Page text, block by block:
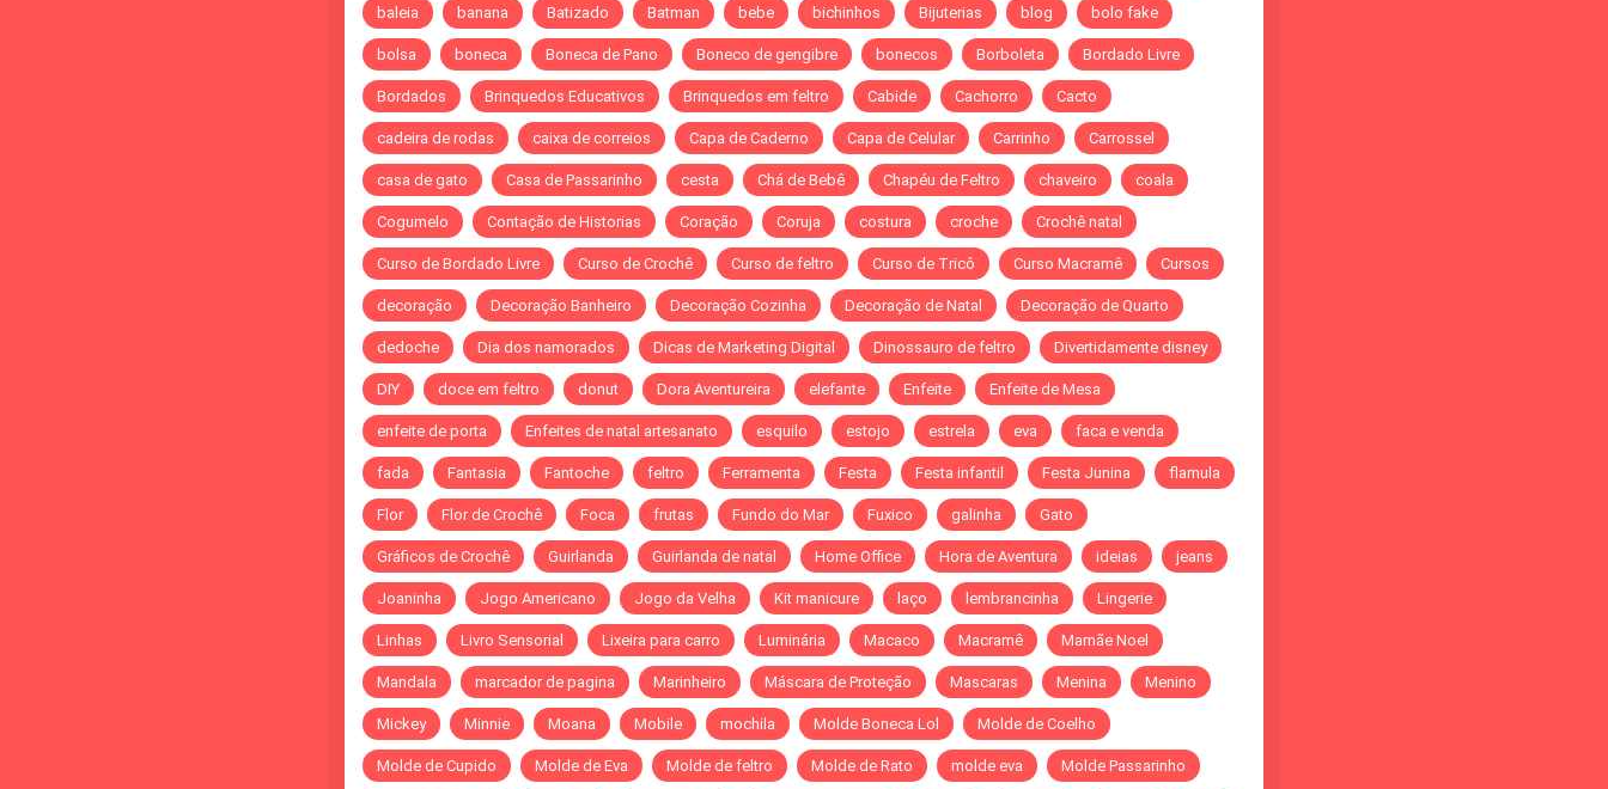
baleia banana Batizado Batman bebe bichinhos Bijuterias blog bolo fake
bolsa boneca Boneca de Pano Boneco de gengibre bonecos Borboleta Bordado Livre
Bordados Brinquedos Educativos Brinquedos em feltro Cabide Cachorro Cacto
cadeira de rodas caixa de correios Capa de Caderno Capa de Celular Carrinho Carrossel
casa de gato Casa de Passarinho cesta Chá de Bebê Chapéu de Feltro chaveiro coala
Cogumelo Contação de Historias Coração Coruja costura croche Crochê natal
Curso de Bordado Livre Curso de Crochê Curso de feltro Curso de Tricô Curso Macramê Cursos
decoração Decoração Banheiro Decoração Cozinha Decoração de Natal Decoração de Quarto
dedoche Dia dos namorados Dicas de Marketing Digital Dinossauro de feltro Divertidamente disney
DIY doce em feltro donut Dora Aventureira elefante Enfeite Enfeite de Mesa
enfeite de porta Enfeites de natal artesanato esquilo estojo estrela eva faca e venda
fada Fantasia Fantoche feltro Ferramenta Festa Festa infantil Festa Junina flamula
Flor Flor de Crochê Foca frutas Fundo do Mar Fuxico galinha Gato
Gráficos de Crochê Guirlanda Guirlanda de natal Home Office Hora de Aventura ideias jeans
Joaninha Jogo Americano Jogo da Velha Kit manicure laço lembrancinha Lingerie
Linhas Livro Sensorial Lixeira para carro Luminária Macaco Macramê Mamãe Noel
Mandala marcador de pagina Marinheiro Máscara de Proteção Mascaras Menina Menino
Mickey Minnie Moana Mobile mochila Molde Boneca Lol Molde de Coelho
Molde de Cupido Molde de Eva Molde de feltro Molde de Rato molde eva Molde Passarinho